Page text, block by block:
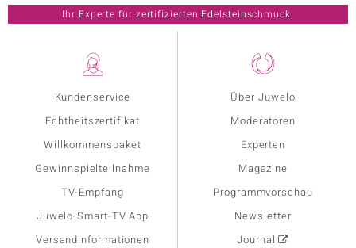
Kundenservice
Echtheitszertifikat
Willkommenspaket
Gewinnspielteilnahme
TV-Empfang
Juwelo-Smart-TV App
Versandinformationen
Über Juwelo
Moderatoren
Experten
Magazine
Programmvorschau
Newsletter
Journal
Ihr Experte für zertifizierten Edelsteinschmuck.